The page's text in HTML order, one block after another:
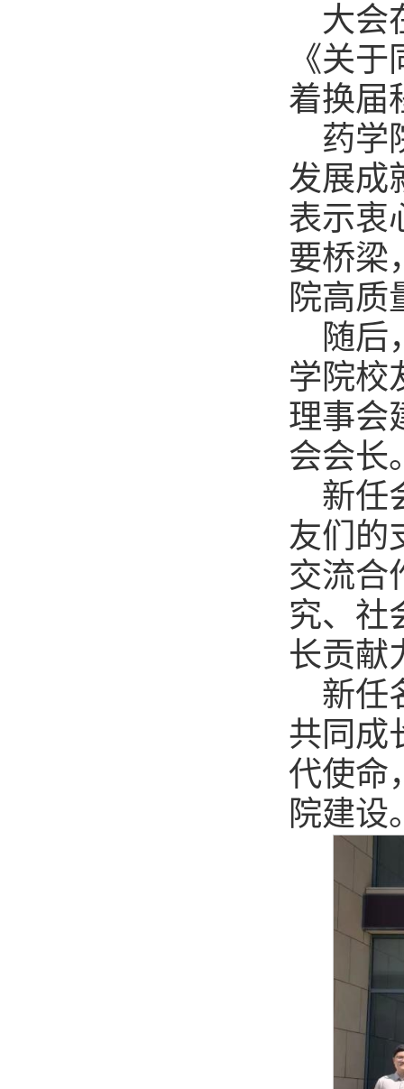
大会
《关
着换届
药学
发展成
表示衷
要桥梁
院高质
随后
学院校
理事会
会会长
新任
友们的
交流合
究、社
长贡献
新任
共同成
代使命
院建设